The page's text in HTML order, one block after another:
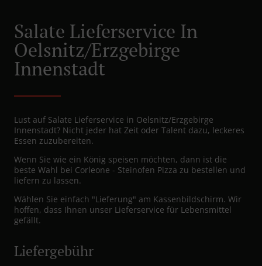
Salate Lieferservice In
Oelsnitz/Erzgebirge
Innenstadt
Lust auf Salate Lieferservice in Oelsnitz/Erzgebirge
Innenstadt? Nicht jeder hat Zeit oder Talent dazu, leckeres
Essen zuzubereiten.
Wenn Sie wie ein König speisen möchten, dann ist die
beste Wahl bei Corleone - Steinofen Pizza zu bestellen und
liefern zu lassen.
Wählen Sie einfach "Lieferung" am Kassenbildschirm. Wir
hoffen, dass Ihnen unser Lieferservice für Lebensmittel
gefällt.
Liefergebühr